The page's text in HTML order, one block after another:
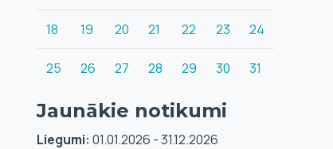
18 19 20 21 22 23 24
25 26 27 28 29 30 31
Jaunākie notikumi
Liegumi: 01.01.2026 - 31.12.2026